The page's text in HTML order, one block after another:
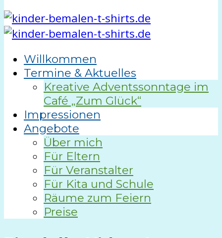
Willkommen
Termine & Aktuelles
Kreative Adventssonntage im
Café „Zum Glück“
Impressionen
Angebote
Über mich
Für Eltern
Für Veranstalter
Für Kita und Schule
Räume zum Feiern
Preise